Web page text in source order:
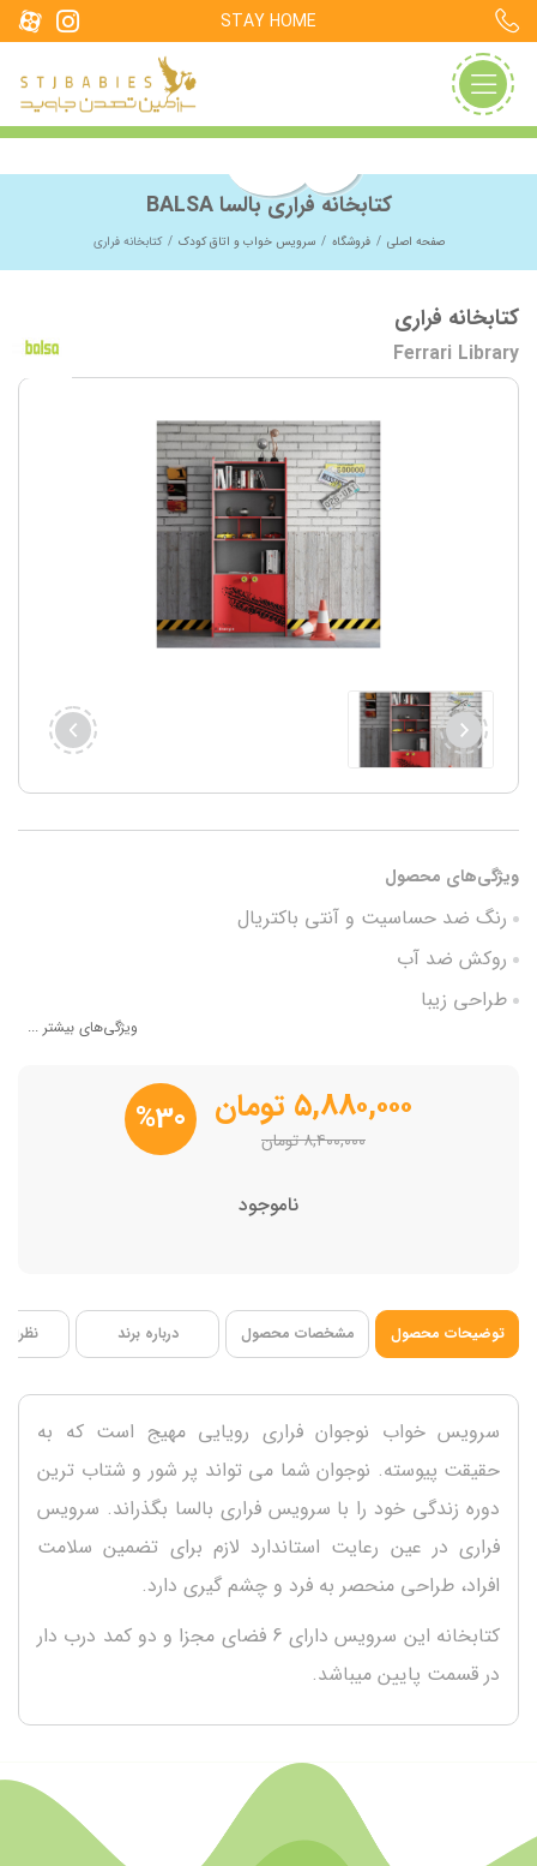
STAY HOME
کتابخانه فراری بالسا BALSA
صفحه اصلی فروشگاه سرویس خواب و اتاق کودک کتابخانه فراری
کتابخانه فراری
Ferrari Library
ویژگی‌های محصول
رنگ ضد حساسیت و آنتی باکتریال
روکش ضد آب
طراحی زیبا
ویژگی‌های بیشتر ...
۵,۸۸۰,۰۰۰ تومان
۸,۴۰۰,۰۰۰تومان %30
ناموجود
توضیحات محصول مشخصات محصول درباره برند نظرات
سرویس خواب نوجوان فراری رویایی مهیج است که به
حقیقت پیوسته. نوجوان شما می تواند پر شور و شتاب ترین
دوره زندگی خود را با سرویس فراری بالسا بگذراند. سرویس
فراری در عین رعایت استاندارد لازم برای تضمین سلامت
افراد، طراحی منحصر به فرد و چشم گیری دارد.
کتابخانه این سرویس دارای 6 فضای مجزا و دو کمد درب دار
در قسمت پایین میباشد.